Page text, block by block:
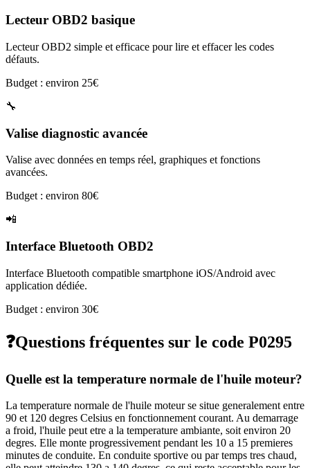
Lecteur OBD2 basique
Lecteur OBD2 simple et efficace pour lire et effacer les codes
défauts.
Budget : environ 25€
🔧
Valise diagnostic avancée
Valise avec données en temps réel, graphiques et fonctions
avancées.
Budget : environ 80€
📲
Interface Bluetooth OBD2
Interface Bluetooth compatible smartphone iOS/Android avec
application dédiée.
Budget : environ 30€
❓Questions fréquentes sur le code P0295
Quelle est la temperature normale de l'huile moteur?
La temperature normale de l'huile moteur se situe generalement entre
90 et 120 degres Celsius en fonctionnement courant. Au demarrage
a froid, l'huile peut etre a la temperature ambiante, soit environ 20
degres. Elle monte progressivement pendant les 10 a 15 premieres
minutes de conduite. En conduite sportive ou par temps tres chaud,